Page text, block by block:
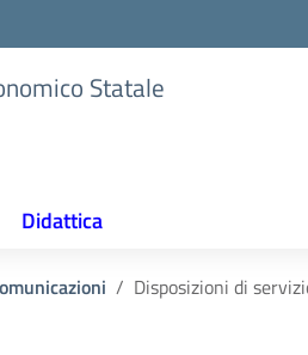
Statale
Didattica
Disposizioni di